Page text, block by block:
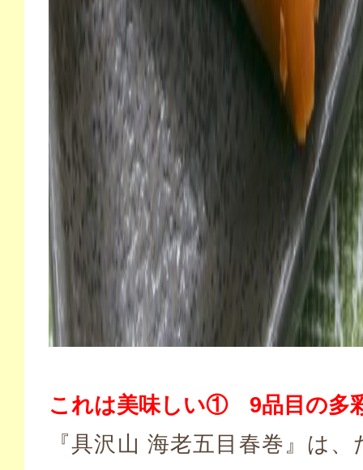
これは美味しい① 9品目の多
『具沢山 海老五目春巻』は